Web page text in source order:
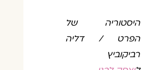
היסטוריה של
הפרט / דליה
רביקוביץ